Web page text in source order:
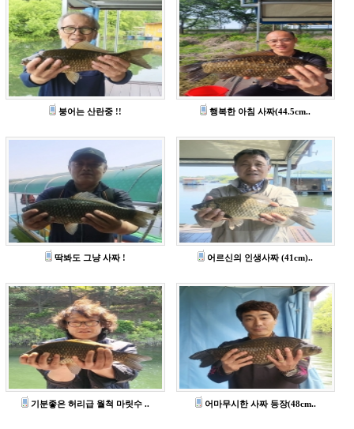
붕어는 산란중 !! 행복한 아침 사짜(44.5cm..
딱봐도 그냥 사짜 ! 어르신의 인생사짜 (41cm)..
기분좋은 허리급 월척 마릿수 .. 어마무시한 사짜 등장(48cm..